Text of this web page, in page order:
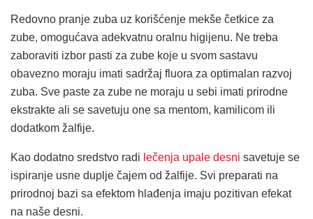
Redovno pranje zuba uz korišćenje mekše četkice za
zube, omogućava adekvatnu oralnu higijenu. Ne treba
zaboraviti izbor pasti za zube koje u svom sastavu
obavezno moraju imati sadržaj fluora za optimalan razvoj
zuba. Sve paste za zube ne moraju u sebi imati prirodne
ekstrakte ali se savetuju one sa mentom, kamilicom ili
dodatkom žalfije.
Kao dodatno sredstvo radi lečenja upale desni savetuje se
ispiranje usne duplje čajem od žalfije. Svi preparati na
prirodnoj bazi sa efektom hlađenja imaju pozitivan efekat
na naše desni.